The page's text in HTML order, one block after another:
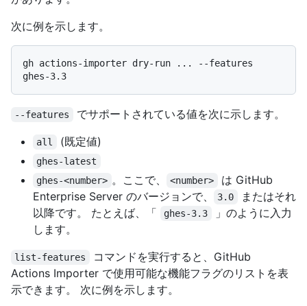
次に例を示します。
gh actions-importer dry-run ... --features
--features でサポートされている値を次に示します。
all (既定値)
ghes-latest
ghes-<number> 。ここで、 <number>
は GitHub
Enterprise Server のバージョンで、
3.0
またはそれ
以降です。 たとえば、「
ghes-3.3
」のように入力
します。
list-features
コマンドを実行すると、GitHub
Actions Importer で使用可能な機能フラグのリストを表
示できます。 次に例を示します。